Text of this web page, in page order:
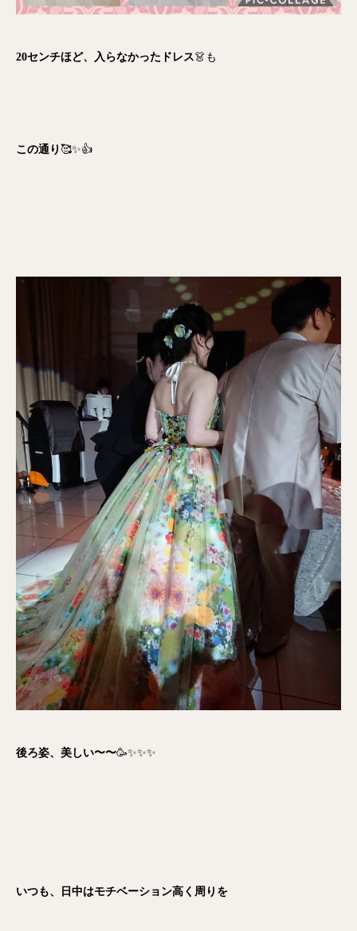
20センチほど、入らなかったドレス👗も
この通り 🥰✨👍
後ろ姿、美しい〜〜🥳✨✨✨
いつも、日中はモチベーション高く周りを